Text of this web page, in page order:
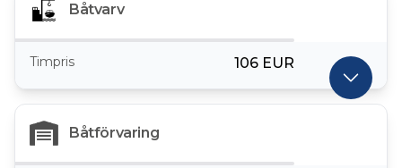
Båtvarv
Timpris 106 EUR
Båtförvaring